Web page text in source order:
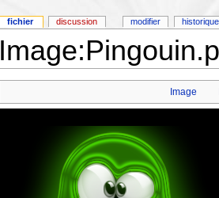
Image
fichier discussion modifier historique